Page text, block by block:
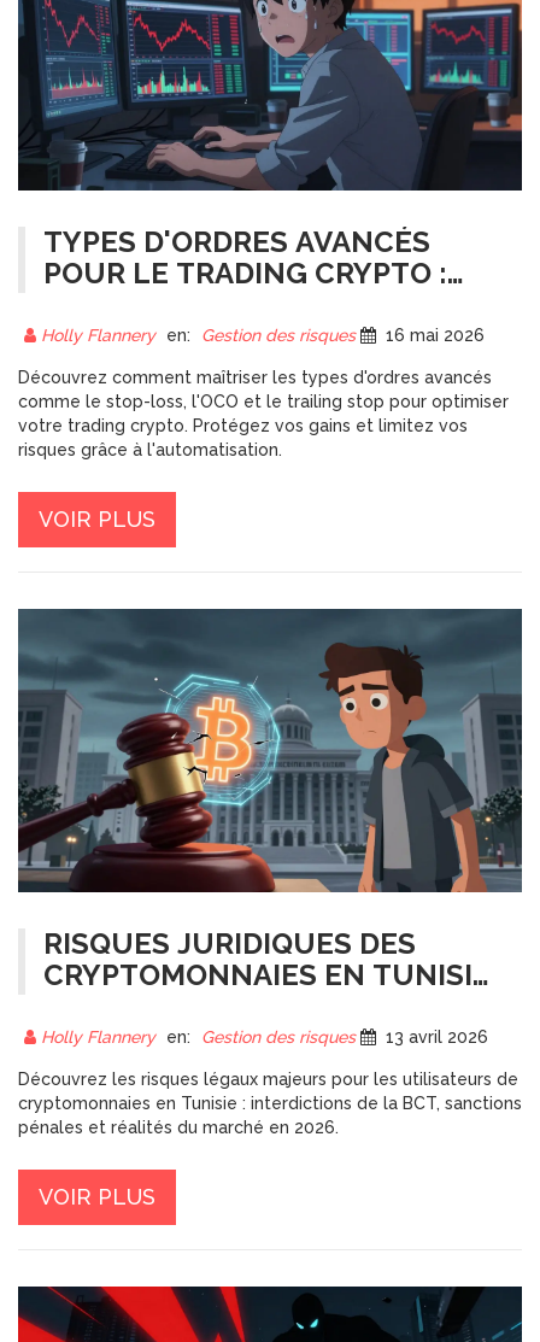
TYPES D'ORDRES AVANCÉS
POUR LE TRADING CRYPTO :
Holly Flannery en: Gestion des risques 16 mai 2026
Découvrez comment maîtriser les types d'ordres avancés
comme le stop-loss, l'OCO et le trailing stop pour optimiser
votre trading crypto. Protégez vos gains et limitez vos
risques grâce à l'automatisation.
VOIR PLUS
RISQUES JURIDIQUES DES
CRYPTOMONNAIES EN TUNISIE
Holly Flannery en: Gestion des risques 13 avril 2026
Découvrez les risques légaux majeurs pour les utilisateurs de
cryptomonnaies en Tunisie : interdictions de la BCT, sanctions
pénales et réalités du marché en 2026.
VOIR PLUS